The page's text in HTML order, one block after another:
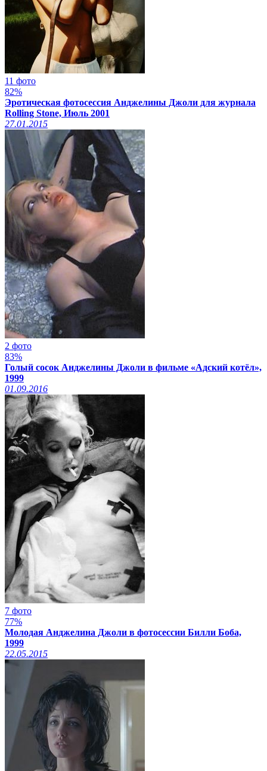
11 фото
82%
Эротическая фотосессия Анджелины Джоли для журнала
Rolling Stone, Июль 2001
27.01.2015
2 фото
83%
Голый сосок Анджелины Джоли в фильме «Адский котёл»,
1999
01.09.2016
7 фото
77%
Молодая Анджелина Джоли в фотосессии Билли Боба,
1999
22.05.2015